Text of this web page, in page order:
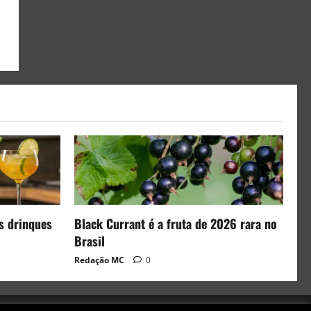
drinques
Black Currant é a fruta de 2026 rara no
Brasil
Redação MC 0